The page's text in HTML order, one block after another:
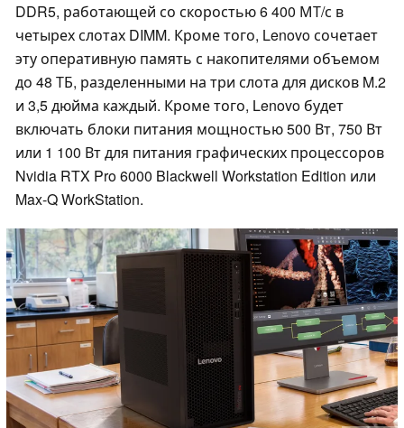
DDR5, работающей со скоростью 6 400 МТ/с в
четырех слотах DIMM. Кроме того, Lenovo сочетает
эту оперативную память с накопителями объемом
до 48 ТБ, разделенными на три слота для дисков M.2
и 3,5 дюйма каждый. Кроме того, Lenovo будет
включать блоки питания мощностью 500 Вт, 750 Вт
или 1 100 Вт для питания графических процессоров
Nvidia RTX Pro 6000 Blackwell Workstation Edition или
Max-Q WorkStation.